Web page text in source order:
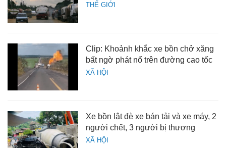
THẾ GIỚI
XÃ HỘI
Clip: Khoảnh khắc xe bồn chở xăng
bất ngờ phát nổ trên đường cao tốc
XÃ HỘI
Xe bồn lật đè xe bán tải và xe máy, 2
người chết, 3 người bị thương